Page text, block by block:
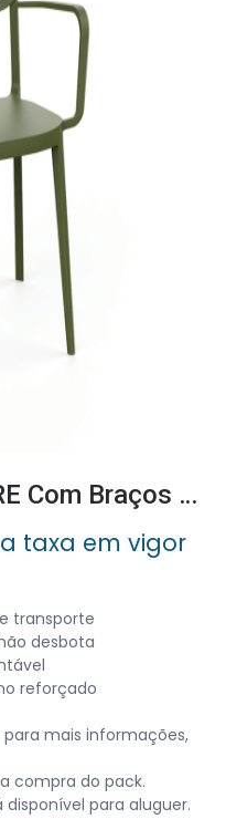
Pack 50 Cadeiras AIRE Com Braços Azeitona
a taxa em vigor
transporte
desbota
reforçado
mais informações,
compra do pack.
para aluguer.